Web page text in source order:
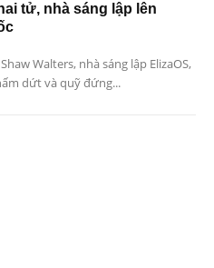
tử, nhà sáng lập lên
Walters, nhà sáng lập ElizaOS,
dứt và quỹ đứng...